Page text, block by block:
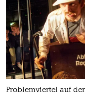
Problemviertel auf